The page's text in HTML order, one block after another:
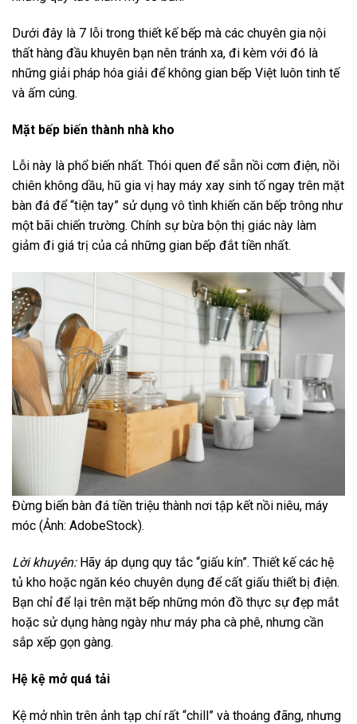
Dưới đây là 7 lỗi trong thiết kế bếp mà các chuyên gia nội
thất hàng đầu khuyên bạn nên tránh xa, đi kèm với đó là
những giải pháp hóa giải để không gian bếp Việt luôn tinh tế
và ấm cúng.
Mặt bếp biến thành nhà kho
Lỗi này là phổ biến nhất. Thói quen để sẵn nồi cơm điện, nồi
chiên không dầu, hũ gia vị hay máy xay sinh tố ngay trên mặt
bàn đá để “tiện tay” sử dụng vô tình khiến căn bếp trông như
một bãi chiến trường. Chính sự bừa bộn thị giác này làm
giảm đi giá trị của cả những gian bếp đắt tiền nhất.
Đừng biến bàn đá tiền triệu thành nơi tập kết nồi niêu, máy
móc (Ảnh: AdobeStock).
Lời khuyên:Hãy áp dụng quy tắc “giấu kín”. Thiết kế các hệ
tủ kho hoặc ngăn kéo chuyên dụng để cất giấu thiết bị điện.
Bạn chỉ để lại trên mặt bếp những món đồ thực sự đẹp mắt
hoặc sử dụng hàng ngày như máy pha cà phê, nhưng cần
sắp xếp gọn gàng.
Hệ kệ mở quá tải
Kệ mở nhìn trên ảnh tạp chí rất “chill” và thoáng đãng, nhưng